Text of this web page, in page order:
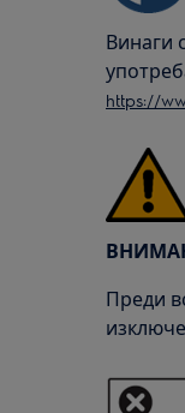
Винаги
https://
Преди